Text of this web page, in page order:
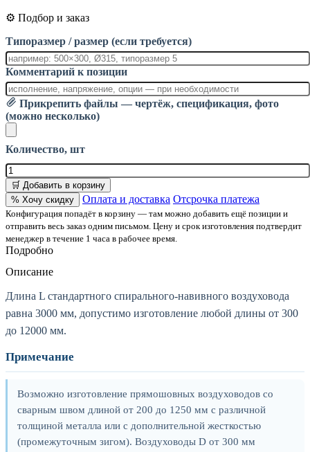
⚙️ Подбор и заказ
Типоразмер / размер (если требуется)
Комментарий к позиции
Прикрепить файлы — чертёж, спецификация, фото
(можно несколько)
Количество, шт
🛒 Добавить в корзину
% Хочу скидку
Оплата и доставка Отсрочка платежа
Конфигурация попадёт в корзину — там можно добавить ещё позиции и
отправить весь заказ одним письмом. Цену и срок изготовления подтвердит
менеджер в течение 1 часа в рабочее время.
Подробно
Описание
Длина L стандартного спирального-навивного воздуховода
равна 3000 мм, допустимо изготовление любой длины от 300
до 12000 мм.
Примечание
Возможно изготовление прямошовных воздуховодов со
сварным швом длиной от 200 до 1250 мм с различной
толщиной металла или с дополнительной жесткостью
(промежуточным зигом). Воздуховоды D от 300 мм